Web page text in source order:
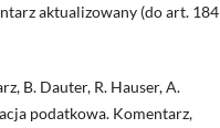
aktualizowany (do art. 184
B. Dauter, R. Hauser, A.
podatkowa. Komentarz,